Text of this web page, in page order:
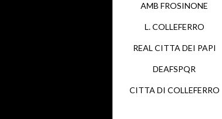
AMB FROSINONE
L. COLLEFERRO
REAL CITTA DEI PAPI
DEAFSPQR
CITTA DI COLLEFERRO